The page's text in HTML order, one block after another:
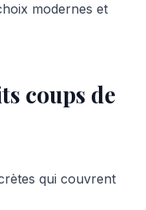
modernes et
coups de
qui couvrent